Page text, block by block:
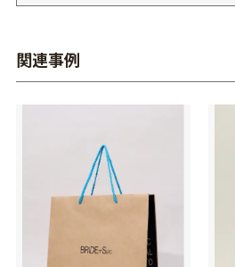
関連事例